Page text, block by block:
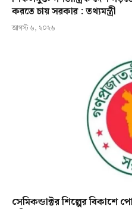
করতে চায় সরকার : তথ্যমন্ত্রী
আগস্ট ৬, ২০২৬
সেমিকন্ডাক্টর শিল্পের